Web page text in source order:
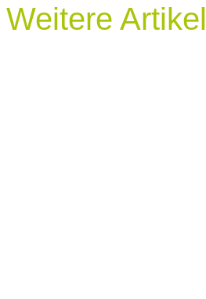
Weitere Artikel